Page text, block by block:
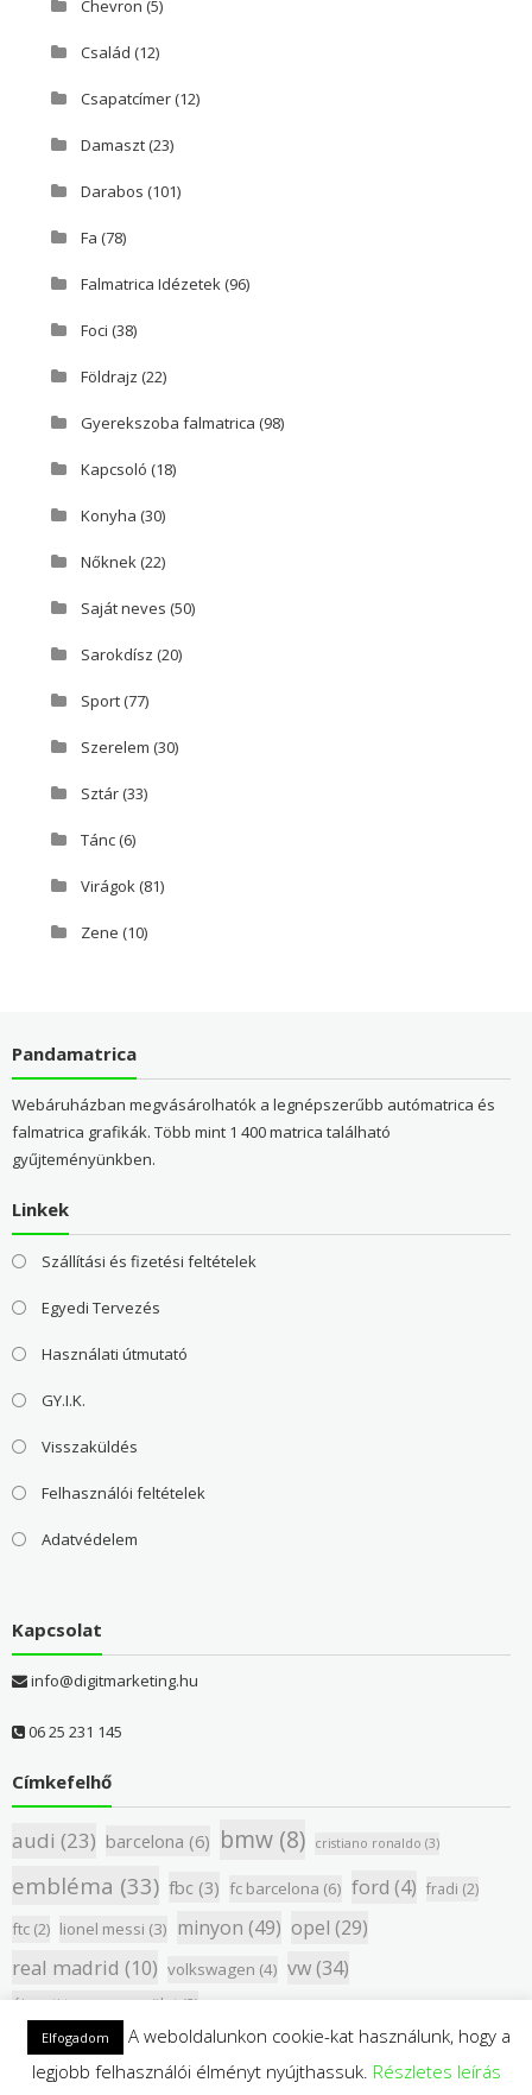
Chevron (5)
Család (12)
Csapatcímer(12)
Damaszt(23)
Darabos (101)
Fa (78)
Falmatrica Idézetek(96)
Foci (38)
Földrajz (22)
Gyerekszoba falmatrica (98)
Kapcsoló (18)
Konyha (30)
Nőknek(22)
Saját neves (50)
Sarokdísz (20)
Sport(77)
Szerelem (30)
Sztár(33)
Tánc(6)
Virágok(81)
Zene (10)
Pandamatrica
Webáruházban megvásárolhatók a legnépszerűbb autómatrica és
falmatrica grafikák. Több mint 1 400 matrica található
gyűjteményünkben.
Linkek
Szállítási és fizetési feltételek
Egyedi Tervezés
Használati útmutató
GY.I.K.
Visszaküldés
Felhasználói feltételek
Adatvédelem
Kapcsolat
info@digitmarketing.hu
06 25 231 145
Címkefelhő
audi (23) barcelona (6) bmw(8) cristiano ronaldo (3)
embléma (33) fbc (3) fc barcelona (6) ford (4) fradi (2)
ftc(2) lionel messi (3) minyon (49) opel (29)
real madrid (10) volkswagen (4) vw(34)
újpesti torna egyesület(2)
Copyright © 2018 Pandamatrica - All rights reserved.
Elfogadom
A weboldalunkon cookie-kat használunk, hogy a
legjobb felhasználói élményt nyújthassuk. Részletes leírás